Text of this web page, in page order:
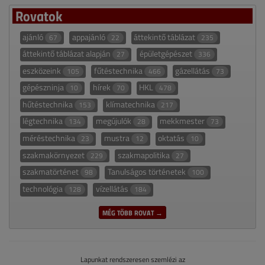
Rovatok
ajánló 67 appajánló 22 áttekintő táblázat 235
áttekintő táblázat alapján 27 épületgépészet 336
eszközeink 105 fűtéstechnika 466 gázellátás 73
gépészninja 10 hírek 70 HKL 478
hűtéstechnika 153 klímatechnika 217
légtechnika 134 megújulók 28 mekkmester 73
méréstechnika 23 mustra 12 oktatás 10
szakmakörnyezet 229 szakmapolitika 27
szakmatörténet 98 Tanulságos történetek 100
technológia 128 vízellátás 184
MÉG TÖBB ROVAT →
Lapunkat rendszeresen szemlézi az